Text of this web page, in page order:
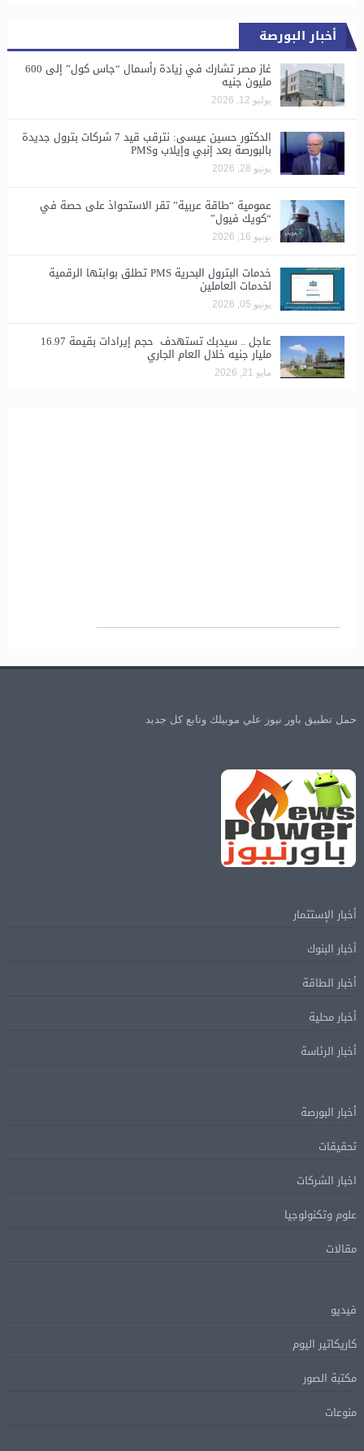
أخبار البورصة
غاز مصر تشارك في زيادة رأسمال “جاس كول” إلى 600
مليون جنيه
يوليو 12, 2026
الدكتور حسين عيسى: نترقب قيد 7 شركات بترول جديدة
بالبورصة بعد إنبي وإيلاب وPMS
يونيو 28, 2026
​عمومية “طاقة عربية” تقر الاستحواذ على حصة في
“كويك فيول”
يونيو 16, 2026
خدمات البترول البحرية PMS تطلق بوابتها الرقمية
لخدمات العاملين
يونيو 05, 2026
عاجل .. سيدبك تستهدف حجم إيرادات بقيمة 16.97
مليار جنيه خلال العام الجاري
مايو 21, 2026
حمل تطبيق باور نيوز علي موبيلك وتابع كل جديد
أخبار الإستثمار
أخبار البنوك
أخبار الطاقة
أخبار محلية
أخبار الرئاسة
أخبار البورصة
تحقيقات
اخبار الشركات
علوم وتكنولوجيا
مقالات
فيديو
كاريكاتير اليوم
مكتبة الصور
منوعات